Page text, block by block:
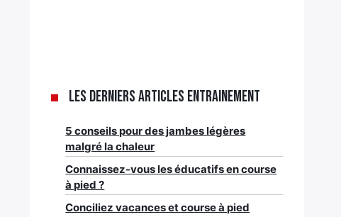
Les derniers articles Entrainement
5 conseils pour des jambes légères
malgré la chaleur
Connaissez-vous les éducatifs en course
à pied ?
Conciliez vacances et course à pied